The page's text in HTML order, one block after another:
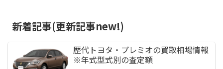
エルグランド買取(下取り)価格
ステップワゴン(スパーダ)買取(下取り)価格
ジムニー買取(下取り)価格
ミライース買取(下取り)価格
フォレスター買取(下取り)価格
デミオ買取(下取り)価格
新着記事(更新記事new!)
歴代トヨタ・プレミオの買取相場情報
※年式型式別の査定額